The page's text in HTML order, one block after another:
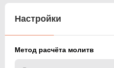
Настройки
Метод расчёта молитв